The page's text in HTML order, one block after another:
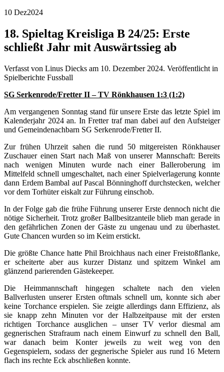
10 Dez2024
18. Spieltag Kreisliga B 24/25: Erste
schließt Jahr mit Auswärtssieg ab
Verfasst von Linus Diecks am 10. Dezember 2024. Veröffentlicht in
Spielberichte Fussball
SG Serkenrode/Fretter II – TV Rönkhausen 1:3 (1:2)
Am vergangenen Sonntag stand für unsere Erste das letzte Spiel im
Kalenderjahr 2024 an. In Fretter traf man dabei auf den Aufsteiger
und Gemeindenachbarn SG Serkenrode/Fretter II.
Zur frühen Uhrzeit sahen die rund 50 mitgereisten Rönkhauser
Zuschauer einen Start nach Maß von unserer Mannschaft: Bereits
nach wenigen Minuten wurde nach einer Balleroberung im
Mittelfeld schnell umgeschaltet, nach einer Spielverlagerung konnte
dann Erdem Bambal auf Pascal Bönninghoff durchstecken, welcher
vor dem Torhüter eiskalt zur Führung einschob.
In der Folge gab die frühe Führung unserer Erste dennoch nicht die
nötige Sicherheit. Trotz großer Ballbesitzanteile blieb man gerade in
den gefährlichen Zonen der Gäste zu ungenau und zu überhastet.
Gute Chancen wurden so im Keim erstickt.
Die größte Chance hatte Phil Broichhaus nach einer Freistoßflanke,
er scheiterte aber aus kurzer Distanz und spitzem Winkel am
glänzend parierenden Gästekeeper.
Die Heimmannschaft hingegen schaltete nach den vielen
Ballverlusten unserer Ersten oftmals schnell um, konnte sich aber
keine Torchance erspielen. Sie zeigte allerdings dann Effizienz, als
sie knapp zehn Minuten vor der Halbzeitpause mit der ersten
richtigen Torchance ausglichen – unser TV verlor diesmal am
gegnerischen Strafraum nach einem Einwurf zu schnell den Ball,
war danach beim Konter jeweils zu weit weg von den
Gegenspielern, sodass der gegnerische Spieler aus rund 16 Metern
flach ins rechte Eck abschließen konnte.